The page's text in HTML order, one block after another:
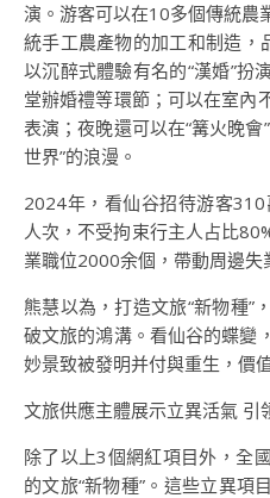
演。游客可以在10多個傳統農
統手工農產物的加工和制造，
以沉醉式體驗有名的“漢婚”扮
堂辦婚禮等環節；可以在室內
表演；夜晚還可以在“篝火晚
世界”的浪漫。
2024年，看仙谷招待游客
人次，不受拘束行主人占比
業職位2000余個，帶動周邊失
熊慧以為，打造文旅“新物種”
破文旅的鴻溝。看仙谷的蝶變
妙景致被發明并付與重生，價
文旅供應主體展示立異活氣 引
除了以上3個網紅項目外，全
的文旅“新物種”。這些立異項